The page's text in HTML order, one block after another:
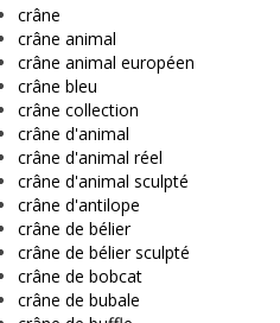
crâne
crâne animal
crâne animal européen
crâne bleu
crâne collection
crâne d'animal
crâne d'animal réel
crâne d'animal sculpté
crâne d'antilope
crâne de bélier
crâne de bélier sculpté
crâne de bobcat
crâne de bubale